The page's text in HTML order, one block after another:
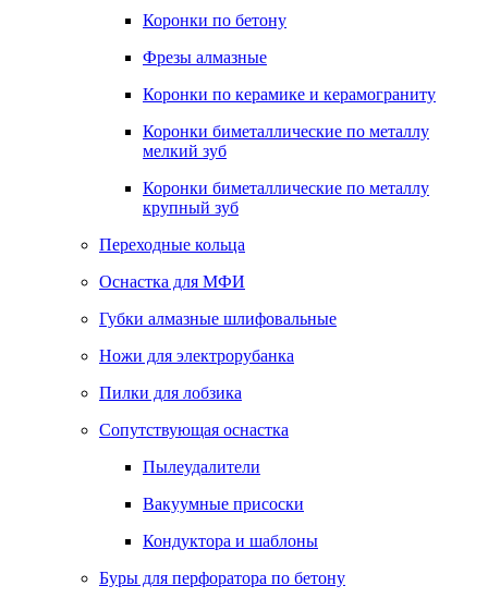
Коронки по бетону
Фрезы алмазные
Коронки по керамике и керамограниту
Коронки биметаллические по металлу
мелкий зуб
Коронки биметаллические по металлу
крупный зуб
Переходные кольца
Оснастка для МФИ
Губки алмазные шлифовальные
Ножи для электрорубанка
Пилки для лобзика
Сопутствующая оснастка
Пылеудалители
Вакуумные присоски
Кондуктора и шаблоны
Буры для перфоратора по бетону